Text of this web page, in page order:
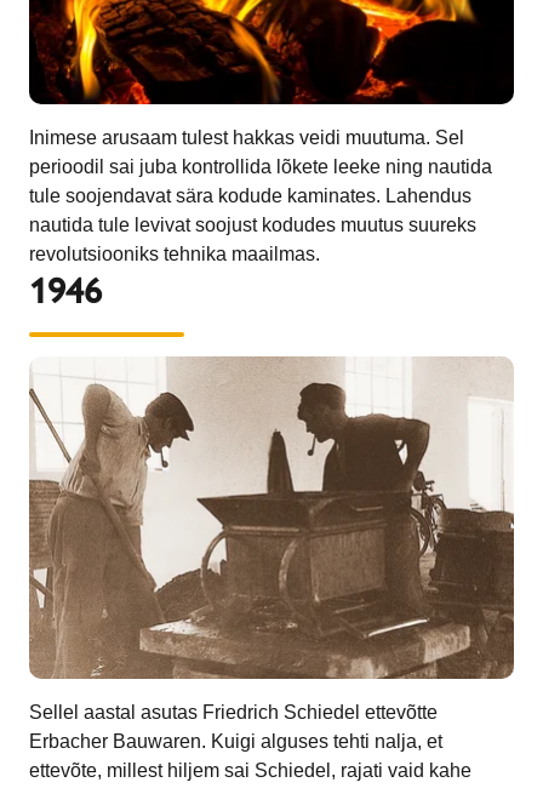
Inimese arusaam tulest hakkas veidi muutuma. Sel
perioodil sai juba kontrollida lõkete leeke ning nautida
tule soojendavat sära kodude kaminates. Lahendus
nautida tule levivat soojust kodudes muutus suureks
revolutsiooniks tehnika maailmas.
1946
Sellel aastal asutas Friedrich Schiedel ettevõtte
Erbacher Bauwaren. Kuigi alguses tehti nalja, et
ettevõte, millest hiljem sai Schiedel, rajati vaid kahe